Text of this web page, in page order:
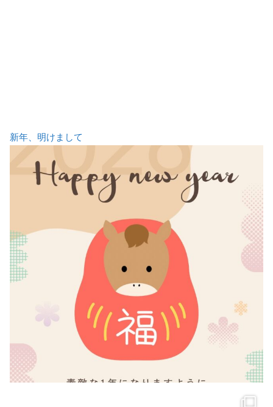
新年、明けまして